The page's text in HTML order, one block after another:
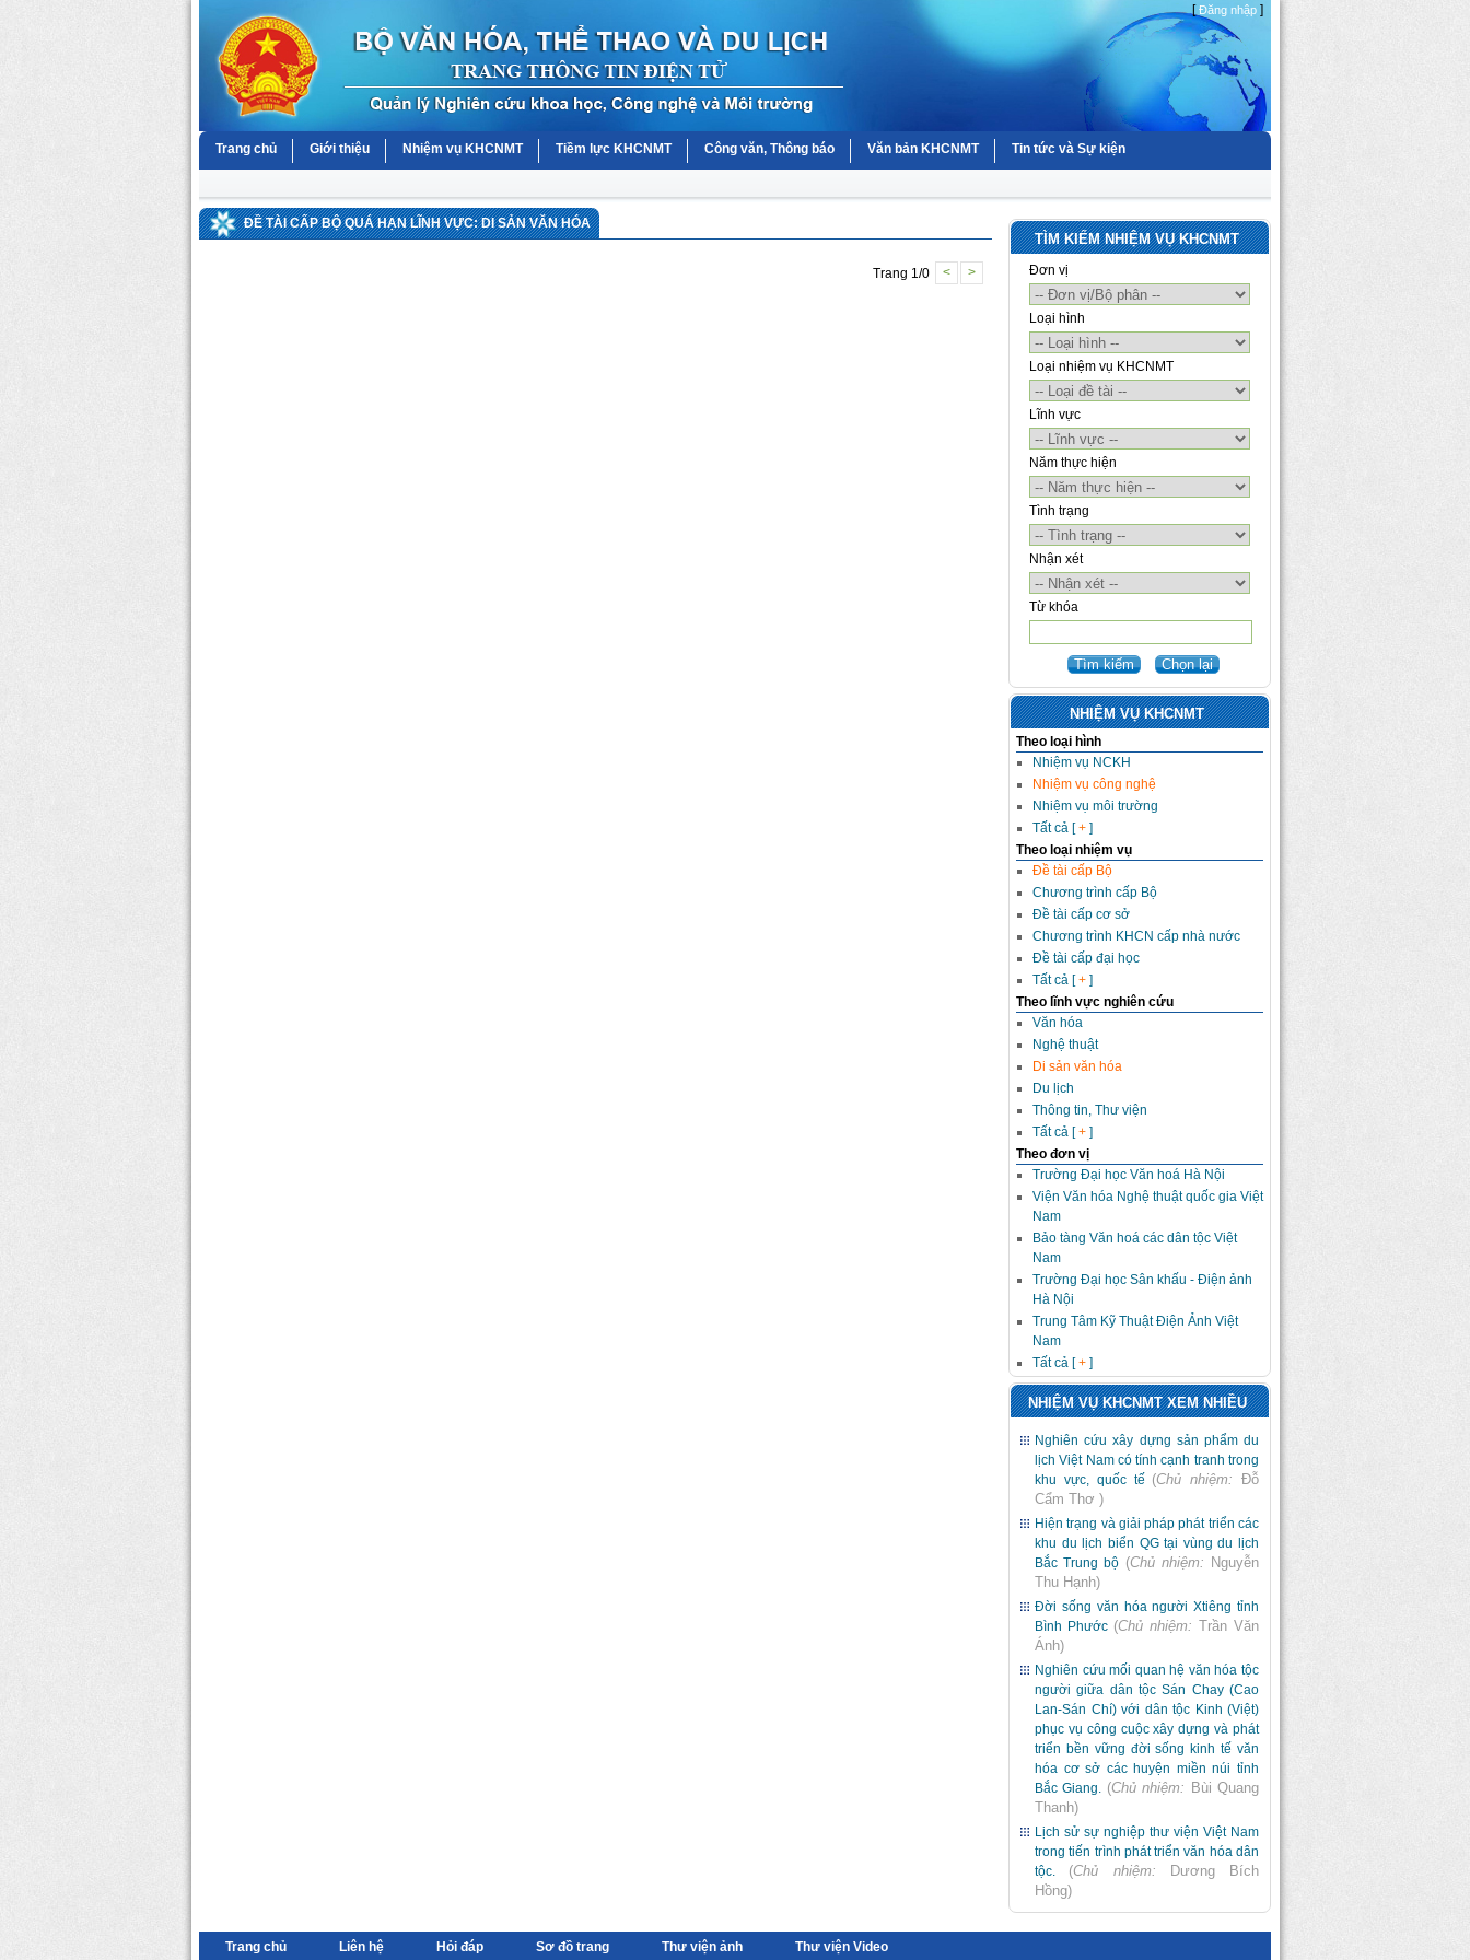
[Đăng nhập ]
Trang chủ Giới thiệu Nhiệm vụ KHCNMT Tiềm lực KHCNMT Công văn, Thông báo Văn bản KHCNMT Tin tức và Sự kiện
ĐỀ TÀI CẤP BỘ QUÁ HẠN LĨNH VỰC: DI SẢN VĂN HÓA
Trang 1/0 < >
TÌM KIẾM NHIỆM VỤ KHCNMT
Đơn vị
Loại hình
Loại nhiệm vụ KHCNMT
Lĩnh vực
Năm thực hiện
Tình trạng
Nhận xét
Từ khóa
NHIỆM VỤ KHCNMT
Theo loại hình
Nhiệm vụ NCKH
Nhiệm vụ công nghệ
Nhiệm vụ môi trường
Tất cả [+ ]
Theo loại nhiệm vụ
Đề tài cấp Bộ
Chương trình cấp Bộ
Đề tài cấp cơ sở
Chương trình KHCN cấp nhà nước
Đề tài cấp đại học
Tất cả [+ ]
Theo lĩnh vực nghiên cứu
Văn hóa
Nghệ thuật
Di sản văn hóa
Du lịch
Thông tin, Thư viện
Tất cả [+ ]
Theo đơn vị
Trường Đại học Văn hoá Hà Nội
Viện Văn hóa Nghệ thuật quốc gia Việt
Nam
Bảo tàng Văn hoá các dân tộc Việt
Nam
Trường Đại học Sân khấu - Điện ảnh
Hà Nội
Trung Tâm Kỹ Thuật Điện Ảnh Việt
Nam
Tất cả [+ ]
NHIỆM VỤ KHCNMT XEM NHIỀU
Nghiên cứu xây dựng sản phẩm du
lịch Việt Nam có tính cạnh tranh trong
khu vực, quốc tế (Chủ nhiệm:
Đỗ
Cẩm Thơ )
Hiện trạng và giải pháp phát triển các
khu du lịch biển QG tại vùng du lịch
Bắc Trung bộ (Chủ nhiệm: Nguyễn
Thu Hạnh)
Đời sống văn hóa người Xtiêng tỉnh
Bình Phước (Chủ nhiệm: Trần Văn
Ánh)
Nghiên cứu mối quan hệ văn hóa tộc
người giữa dân tộc Sán Chay (Cao
Lan-Sán Chí) với dân tộc Kinh (Việt)
phục vụ công cuộc xây dựng và phát
triển bền vững đời sống kinh tế văn
hóa cơ sở các huyện miền núi tỉnh
Bắc Giang. (Chủ nhiệm: Bùi Quang
Thanh)
Lịch sử sự nghiệp thư viện Việt Nam
trong tiến trình phát triển văn hóa dân
tộc.
(Chủ nhiệm:
Dương Bích
Hồng)
Trang chủ Liên hệ Hỏi đáp Sơ đồ trang Thư viện ảnh Thư viện Video